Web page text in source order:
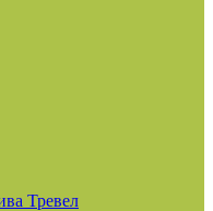
Тревел